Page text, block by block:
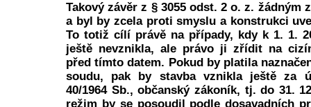
Takový závěr z § 3055 odst. 2 o. z. žádným
a byl by zcela proti smyslu a konstrukci
To totiž cílí právě na případy, kdy k 1. 1.
ještě nevznikla, ale právo ji zřídit na
před tímto datem. Pokud by platila
soudu, pak by stavba vznikla ještě za
40/1964 Sb., občanský zákoník, tj. do 31.
režim by se posoudil podle dosavadních